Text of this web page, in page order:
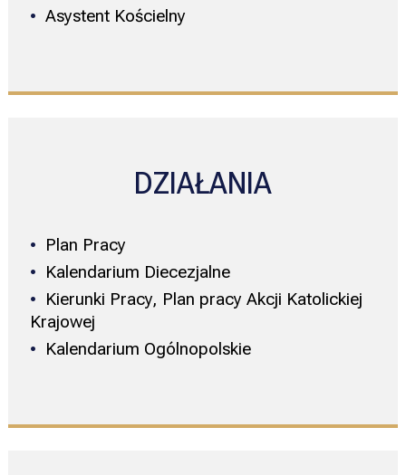
Asystent Kościelny
DZIAŁANIA
Plan Pracy
Kalendarium Diecezjalne
Kierunki Pracy, Plan pracy Akcji Katolickiej
Krajowej
Kalendarium Ogólnopolskie